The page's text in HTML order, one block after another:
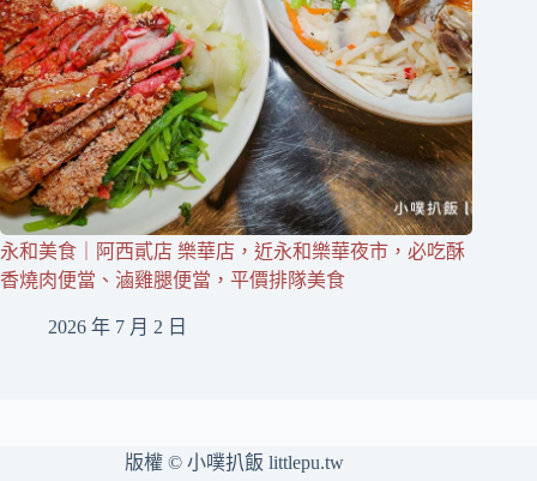
永和美食｜阿西貳店 樂華店，近永和樂華夜市，必吃酥
香燒肉便當、滷雞腿便當，平價排隊美食
2026 年 7 月 2 日
版權 © 小噗扒飯 littlepu.tw